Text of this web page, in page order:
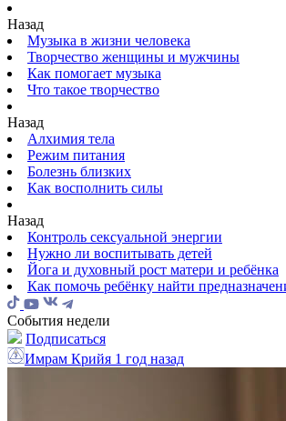
Назад
Музыка в жизни человека
Творчество женщины и мужчины
Как помогает музыка
Что такое творчество
Назад
Алхимия тела
Режим питания
Болезнь близких
Как восполнить силы
Назад
Контроль сексуальной энергии
Нужно ли воспитывать детей
Йога и духовный рост матери и ребёнка
Как помочь ребёнку найти
События недели
Подписаться
Имрам Крийя 1 год назад